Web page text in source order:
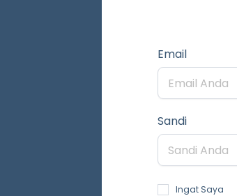
Email
Sandi
Ingat Saya